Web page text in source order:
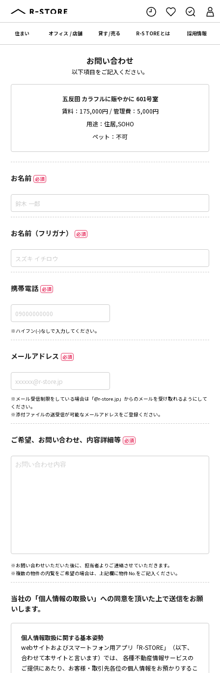
住まい オフィス /店舗 貸す/売る R-STOREとは 採用情報
お問い合わせ
以下項目をご記入ください。
五反田 カラフルに賑やかに 601号室
賃料：175,000円 / 管理費：5,000円
用途：住居,SOHO
ペット：不可
お名前 必須
お名前（フリガナ） 必須
携帯電話 必須
※ハイフン(-)なしで入力してください。
メールアドレス 必須
※メール受信制限をしている場合は「@r-store.jp」からのメールを受け取れるようにして
ください。
※添付ファイルの送受信が可能なメールアドレスをご登録ください。
ご希望、お問い合わせ、内容詳細等 必須
※お問い合わせいただいた後に、担当者よりご連絡させていただきます。
※複数の物件の内覧をご希望の場合は、上記欄に物件No.をご記入ください。
当社の「個人情報の取扱い」への同意を頂いた上で送信をお願
いします。
個人情報取扱に関する基本姿勢
webサイトおよびスマートフォン用アプリ「R-STORE」（以下、
合わせて本サイトと言います）では、 各種不動産情報サービスの
ご提供にあたり、お客様・取引先各位の個人情報をお預かりするこ